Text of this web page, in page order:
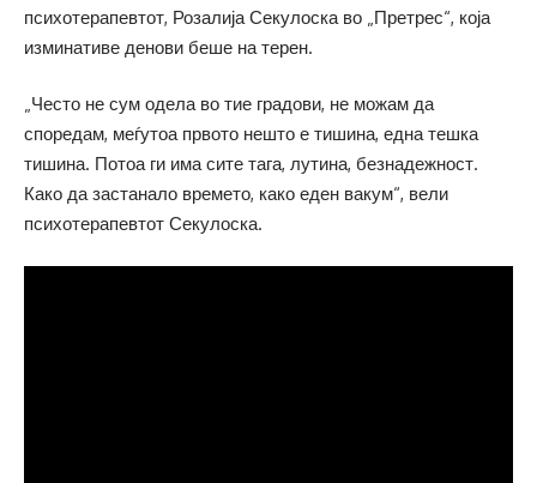
психотерапевтот, Розалија Секулоска во „Претрес“, која
изминативе денови беше на терен.
„Често не сум одела во тие градови, не можам да
споредам, меѓутоа првото нешто е тишина, една тешка
тишина. Потоа ги има сите тага, лутина, безнадежност.
Како да застанало времето, како еден вакум“, вели
психотерапевтот Секулоска.